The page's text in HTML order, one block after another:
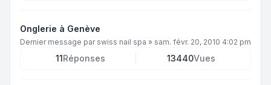
Onglerie à Genève
Dernier message par swiss nail spa » sam. févr. 20, 2010 4:02 pm
11Réponses 13440Vues